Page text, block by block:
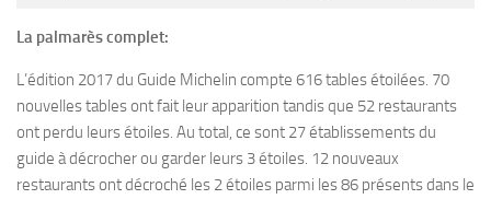
La palmarès complet:
L’édition 2017 du Guide Michelin compte 616 tables étoilées. 70
nouvelles tables ont fait leur apparition tandis que 52 restaurants
ont perdu leurs étoiles. Au total, ce sont 27 établissements du
guide à décrocher ou garder leurs 3 étoiles. 12 nouveaux
restaurants ont décroché les 2 étoiles parmi les 86 présents dans le